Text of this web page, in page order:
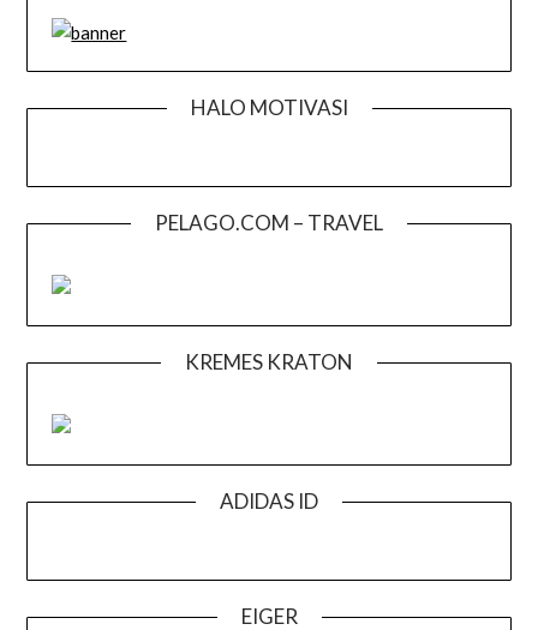
HALO MOTIVASI
PELAGO.COM – TRAVEL
KREMES KRATON
ADIDAS ID
EIGER